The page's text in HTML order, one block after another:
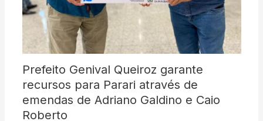
Prefeito Genival Queiroz garante
recursos para Parari através de
emendas de Adriano Galdino e Caio
Roberto